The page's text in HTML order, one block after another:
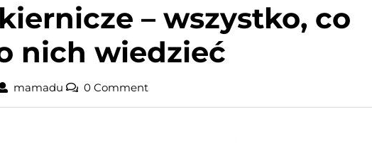
– wszystko, co
nich wiedzieć
mamadu mamadu
0 Comment